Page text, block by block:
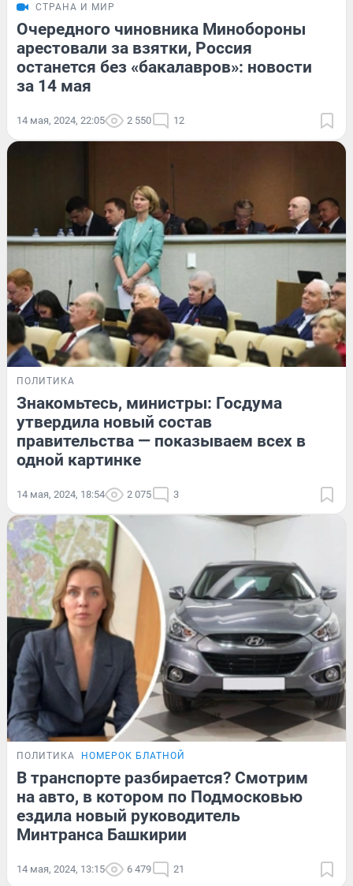
СТРАНА И МИР
Очередного чиновника Минобороны
арестовали за взятки, Россия
останется без «бакалавров»: новости
за 14 мая
14 мая, 2024, 22:05 2 550 12
ПОЛИТИКА
Знакомьтесь, министры: Госдума
утвердила новый состав
правительства — показываем всех в
одной картинке
14 мая, 2024, 18:54 2 075 3
ПОЛИТИКА НОМЕРОК БЛАТНОЙ
В транспорте разбирается? Смотрим
на авто, в котором по Подмосковью
ездила новый руководитель
Минтранса Башкирии
14 мая, 2024, 13:15 6 479 21